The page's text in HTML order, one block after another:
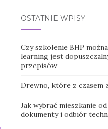
OSTATNIE WPISY
Czy szkolenie BHP
learning jest
przepisów
Drewno, które z czasem
Jak wybrać mieszkanie
dokumenty i odbiór